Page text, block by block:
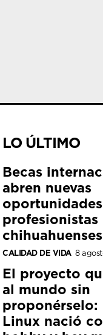
LO ÚLTIMO
Becas
abren nuevas
profesionistas
chihuahuenses
CALIDAD DE VIDA 8
El proyecto
al mundo sin
proponérselo:
Linux nació